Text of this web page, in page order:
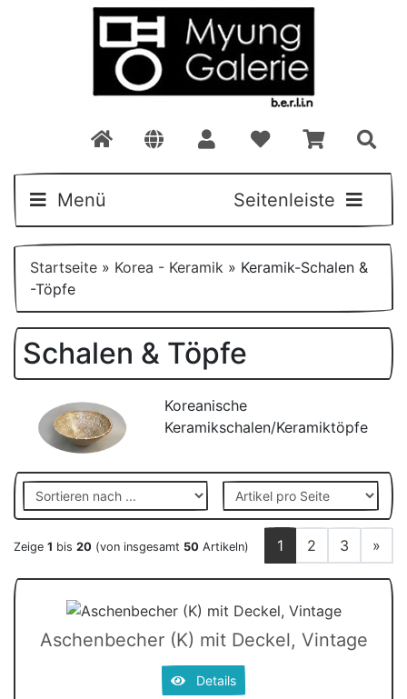
Menü Seitenleiste
Startseite » Korea - Keramik » Keramik-Schalen &
-Töpfe
Schalen & Töpfe
Koreanische
Keramikschalen/Keramiktöpfe
Zeige 1 bis 20 (von insgesamt 50 Artikeln) 1 2 3 »
Aschenbecher (K) mit Deckel, Vintage
Details